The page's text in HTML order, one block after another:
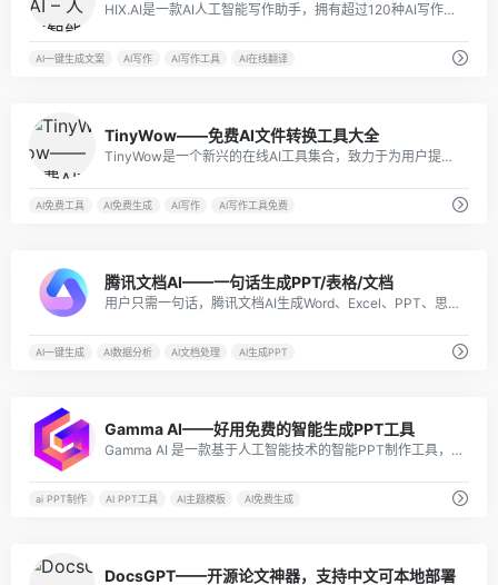
HIX.AI是一款AI人工智能写作助手，拥有超过120种AI写作工具，支持近50种语言，包括AI写作、摘要总结、文本校对、语法检查、视频脚本编写等功能。
AI一键生成文案 AI写作 AI写作工具 AI在线翻译
TinyWow——免费AI文件转换工具大全
TinyWow是一个新兴的在线AI工具集合，致力于为用户提供一系列实用、高效且用户友好的AI解决方案。其提供的工具种类丰富，涵盖了多个领域，如PDF处理、视频处理、图像处理、AI写作以及文件转换等。
AI免费工具 AI免费生成 AI写作 AI写作工具免费
腾讯文档AI——一句话生成PPT/表格/文档
用户只需一句话，腾讯文档AI生成Word、Excel、PPT、思维导图、收集表等多种类型的文档。无论是文本内容、数据表格还是逻辑结构，都能在短时间内快速呈现。
AI一键生成 AI数据分析 AI文档处理 AI生成PPT
Gamma AI——好用免费的智能生成PPT工具
Gamma AI 是一款基于人工智能技术的智能PPT制作工具，它可以帮助用户快速创建、编辑和定制PPT，从而提升其工作效率和演示效果。
ai PPT制作 AI PPT工具 AI主题模板 AI免费生成
DocsGPT——开源论文神器，支持中文可本地部署